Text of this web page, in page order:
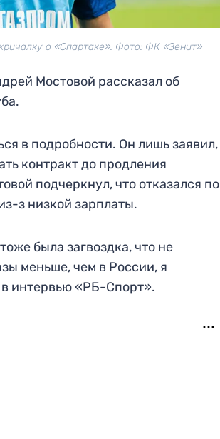
о «Спартаке». Фото: ФК «Зенит»
Мостовой рассказал об
в подробности. Он лишь заявил,
контракт до продления
подчеркнул, что отказался по
з низкой зарплаты.
была загвоздка, что не
меньше, чем в России, я
в интервью «РБ-Спорт».